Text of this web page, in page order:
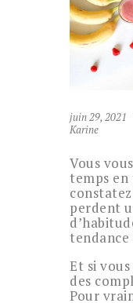
juin 29, 2021
Karine
Vous
temps en
perdent
tendance
Et si
des
Pour